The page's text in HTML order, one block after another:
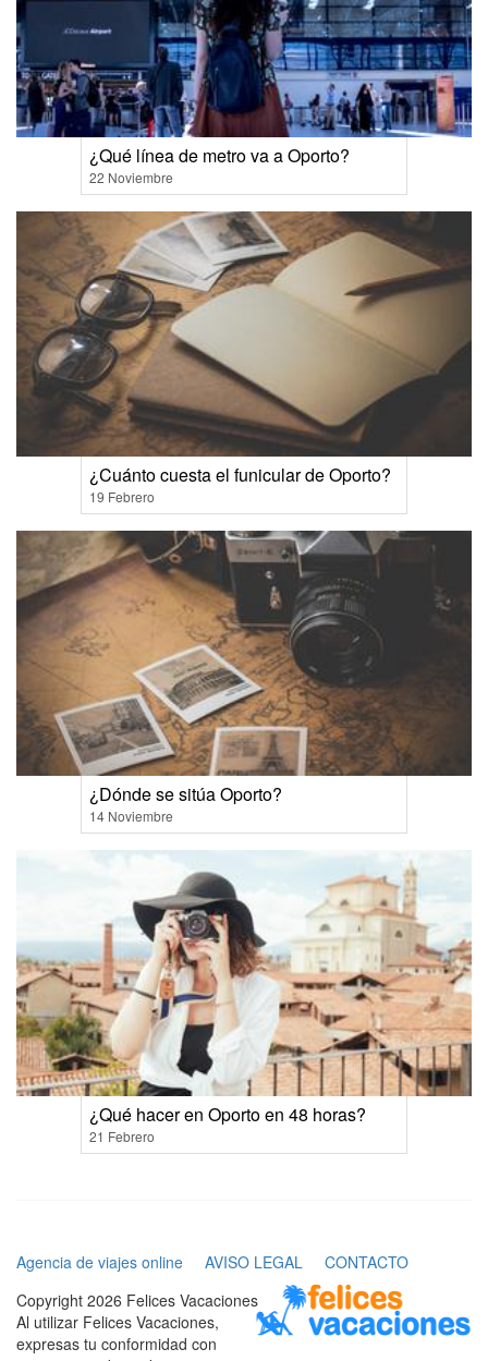
¿Qué línea de metro va a Oporto?
22 Noviembre
¿Cuánto cuesta el funicular de Oporto?
19 Febrero
¿Dónde se sitúa Oporto?
14 Noviembre
¿Qué hacer en Oporto en 48 horas?
21 Febrero
Agencia de viajes online AVISO LEGAL
CONTACTO
Copyright 2026 Felices Vacaciones
Al utilizar Felices Vacaciones,
expresas tu conformidad con